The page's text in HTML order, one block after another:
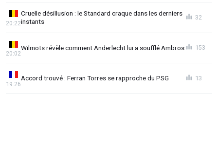
Cruelle désillusion : le Standard craque dans les derniers
instants
20:22
32
Wilmots révèle comment Anderlecht lui a soufflé Ambros
20:02
153
Accord trouvé : Ferran Torres se rapproche du PSG
19:26
13